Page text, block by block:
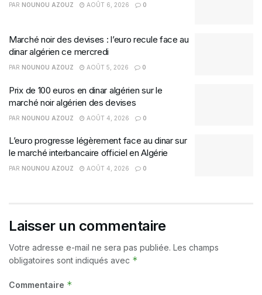
PAR NOUNOU AZOUZ AOÛT 6, 2026 0
Marché noir des devises : l’euro recule face au
dinar algérien ce mercredi
PAR NOUNOU AZOUZ AOÛT 5, 2026 0
Prix de 100 euros en dinar algérien sur le
marché noir algérien des devises
PAR NOUNOU AZOUZ AOÛT 4, 2026 0
L’euro progresse légèrement face au dinar sur
le marché interbancaire officiel en Algérie
PAR NOUNOU AZOUZ AOÛT 4, 2026 0
Laisser un commentaire
Votre adresse e-mail ne sera pas publiée. Les champs
obligatoires sont indiqués avec *
Commentaire *